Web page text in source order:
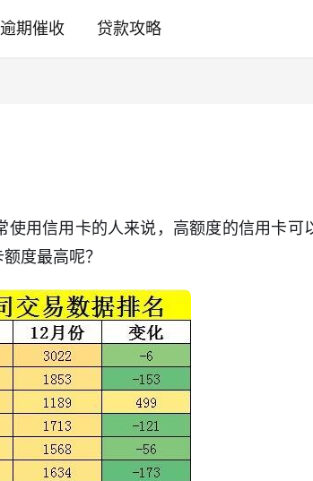
逾期催收 贷款攻略
用信用卡的人来说，高额度的信用卡可
度最高呢？